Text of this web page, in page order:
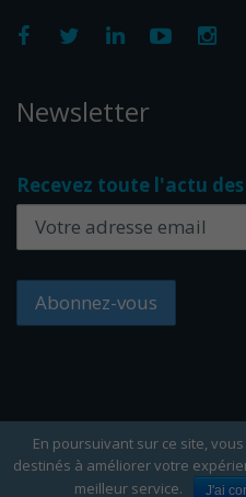
Newsletter
Recevez toute l'actu des
Copyright Edflex ©
En poursuivant sur ce site,
destinés à améliorer votre
meilleur service.
J'ai